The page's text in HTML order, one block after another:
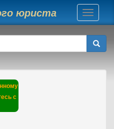
юриста
Toggle
с